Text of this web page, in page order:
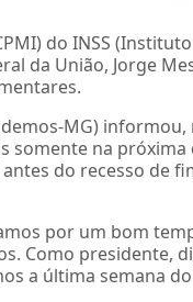
do INSS
da União, Jorge
MG)
somente na
do recesso de
por um bom
Como presidente,
a última semana do